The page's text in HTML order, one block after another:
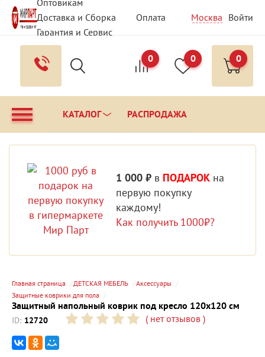
Оптовикам
Доставка и Сборка
Оплата
Гарантия и Сервис
Вопрос - Ответ
Контакты
Москва Войти
0 0 0
КАТАЛОГ РАСПРОДАЖА
1 000 ₽ в ПОДАРОК на
первую покупку
каждому!
Как получить 1000₽?
Главная страница ДЕТСКАЯ МЕБЕЛЬ
Аксессуары
Защитные коврики для пола
Защитный напольный коврик под кресло 120х120 см
ID: 12720 (нет отзывов )